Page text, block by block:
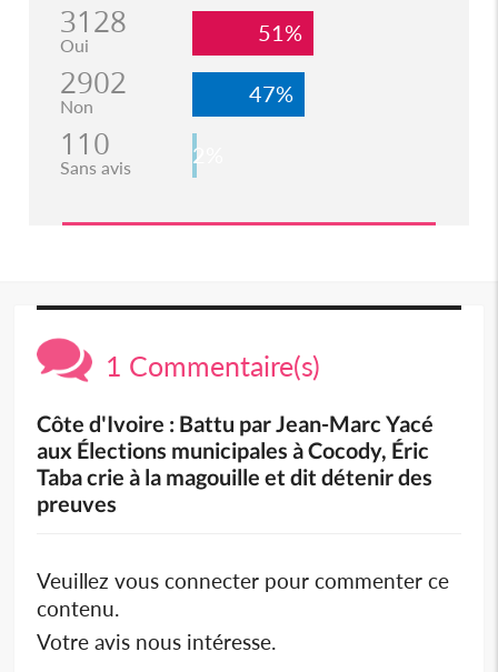
3128
Oui 51%
2902
Non 47%
110
Sans avis 2%
1 Commentaire(s)
Côte d'Ivoire : Battu par Jean-Marc Yacé
aux Élections municipales à Cocody, Éric
Taba crie à la magouille et dit détenir des
preuves
Veuillez vous connecter pour commenter ce
contenu.
Votre avis nous intéresse.